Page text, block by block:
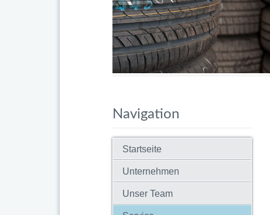
Navigation
Startseite
Unternehmen
Unser Team